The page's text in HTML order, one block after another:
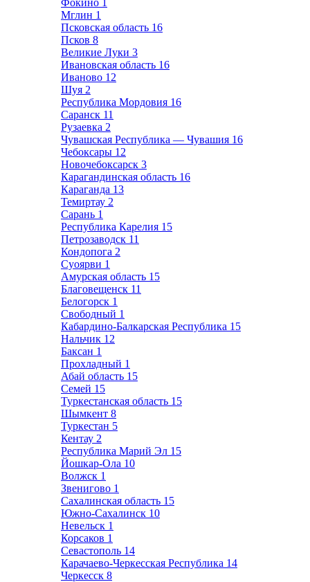
Фокино 1
Мглин 1
Псковская область 16
Псков 8
Великие Луки 3
Ивановская область 16
Иваново 12
Шуя 2
Республика Мордовия 16
Саранск 11
Рузаевка 2
Чувашская Республика — Чувашия 16
Чебоксары 12
Новочебоксарск 3
Карагандинская область 16
Караганда 13
Темиртау 2
Сарань 1
Республика Карелия 15
Петрозаводск 11
Кондопога 2
Суоярви 1
Амурская область 15
Благовещенск 11
Белогорск 1
Свободный 1
Кабардино-Балкарская Республика 15
Нальчик 12
Баксан 1
Прохладный 1
Абай область 15
Семей 15
Туркестанская область 15
Шымкент 8
Туркестан 5
Кентау 2
Республика Марий Эл 15
Йошкар-Ола 10
Волжск 1
Звенигово 1
Сахалинская область 15
Южно-Сахалинск 10
Невельск 1
Корсаков 1
Севастополь 14
Карачаево-Черкесская Республика 14
Черкесск 8